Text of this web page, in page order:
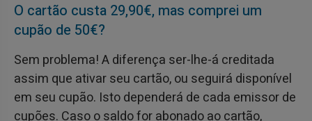
O cartão custa 29,90€, mas comprei um
cupão de 50€?
Sem problema! A diferença ser-lhe-á creditada
assim que ativar seu cartão, ou seguirá disponível
em seu cupão. Isto dependerá de cada emissor de
cupões. Caso o saldo for abonado ao cartão,